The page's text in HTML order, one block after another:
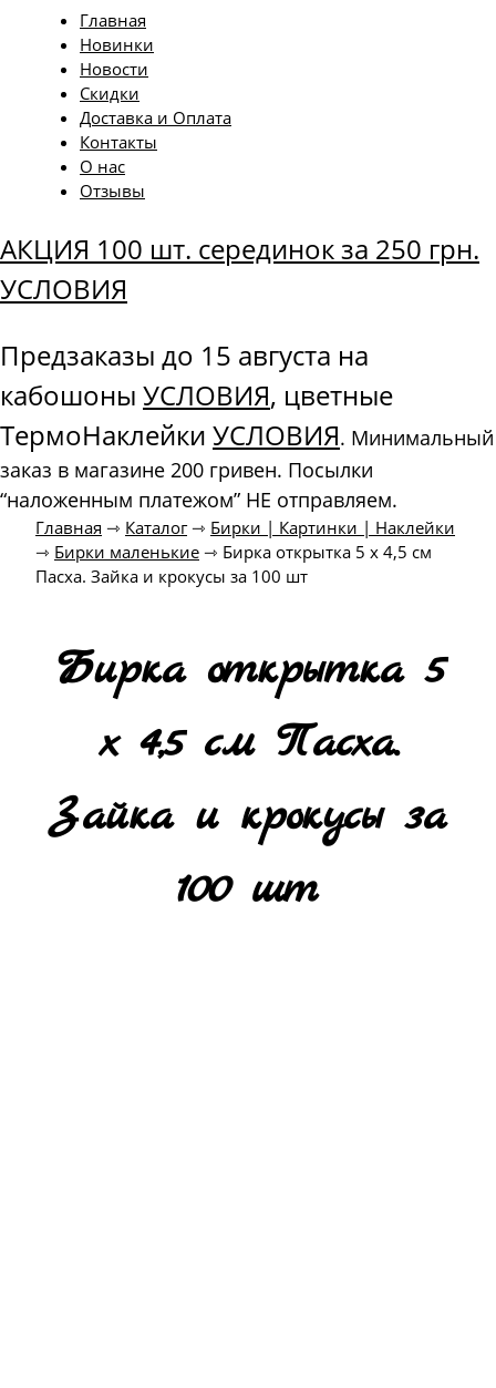
Главная
Новинки
Новости
Скидки
Доставка и Оплата
Контакты
О нас
Отзывы
АКЦИЯ 100 шт. серединок за 250 грн.
УСЛОВИЯ
Предзаказы до 15 августа на
кабошоны УСЛОВИЯ, цветные
ТермоНаклейки УСЛОВИЯ. Минимальный
заказ в магазине 200 гривен. Посылки
“наложенным платежом” НЕ отправляем.
Главная ⇾ Каталог⇾ Бирки | Картинки | Наклейки
⇾ Бирки маленькие ⇾ Бирка открытка 5 х 4,5 см
Пасха. Зайка и крокусы за 100 шт
Бирка открытка 5
х 4,5 см Пасха.
Зайка и крокусы за
100 шт